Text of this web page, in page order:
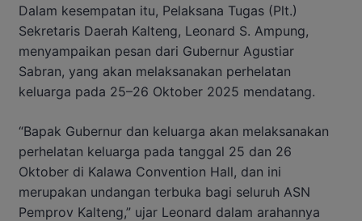
Dalam kesempatan itu, Pelaksana Tugas (Plt.)
Sekretaris Daerah Kalteng, Leonard S. Ampung,
menyampaikan pesan dari Gubernur Agustiar
Sabran, yang akan melaksanakan perhelatan
keluarga pada 25–26 Oktober 2025 mendatang.
“Bapak Gubernur dan keluarga akan melaksanakan
perhelatan keluarga pada tanggal 25 dan 26
Oktober di Kalawa Convention Hall, dan ini
merupakan undangan terbuka bagi seluruh ASN
Pemprov Kalteng,” ujar Leonard dalam arahannya